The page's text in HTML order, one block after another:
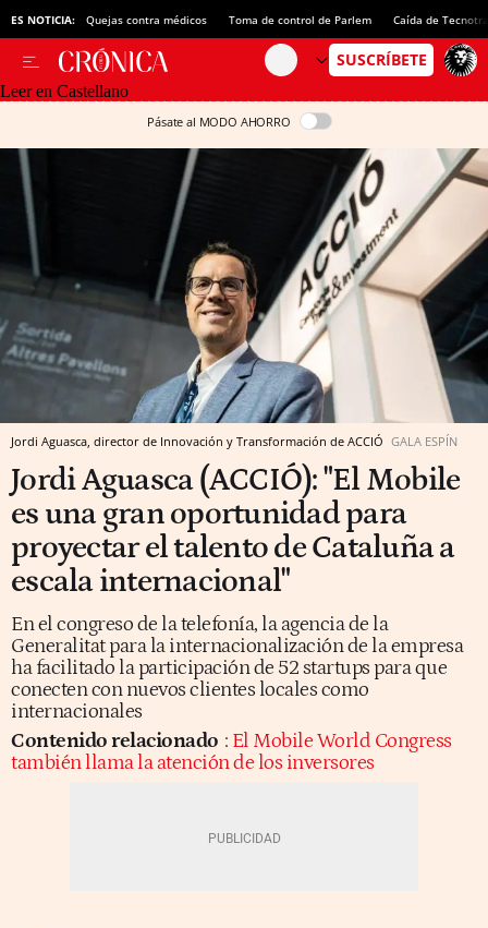
ES NOTICIA: Quejas contra médicos Toma de control de Parlem Caída de
Leer en Castellano
Pásate al MODO AHORRO
Jordi Aguasca, director de Innovación y Transformación de ACCIÓ GALA ESPÍN
Jordi Aguasca (ACCIÓ): "El Mobile
es una gran oportunidad para
proyectar el talento de Cataluña a
escala internacional"
En el congreso de la telefonía, la agencia de la
Generalitat para la internacionalización de la empresa
ha facilitado la participación de 52 startups para que
conecten con nuevos clientes locales como
internacionales
Contenido relacionado : El Mobile World Congress
también llama la atención de los inversores